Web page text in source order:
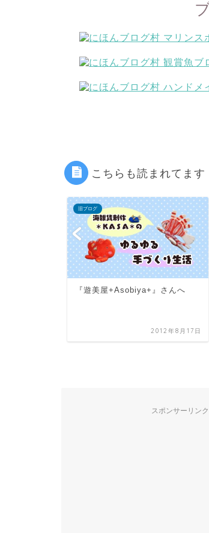
こちらも読まれてます
旧ブログ
白浜ダイビング☆さかな編
2012年9月25日
スポンサーリンク